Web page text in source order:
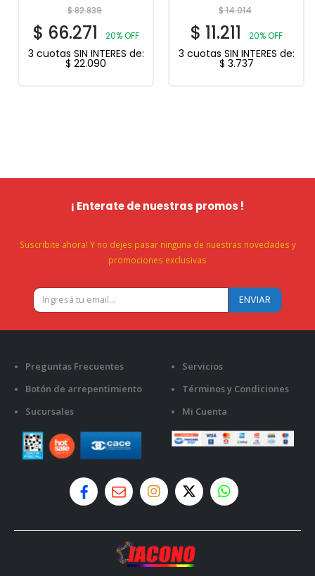
$82.839
$ 66.271 20% OFF
3 cuotas SIN INTERES de:
$ 22.090
$14.014
$ 11.211 20% OFF
3 cuotas SIN INTERES de:
$ 3.737
¡ Enterate de nuestras promos !
Suscribite ahora! Y no dejes pasar ninguna de nuestras novedades y
promociones exclusivas
Preguntas Frecuentes
Botón de arrepentimiento
Sucursales
Servicios
Términos y Condiciones
Mi Cuenta